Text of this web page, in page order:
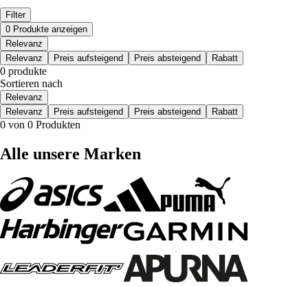
Filter
0 Produkte anzeigen
Relevanz
Relevanz
Preis aufsteigend Preis absteigend Rabatt
0 produkte
Sortieren nach
Relevanz
Relevanz
Preis aufsteigend Preis absteigend Rabatt
0 von 0 Produkten
Alle unsere Marken